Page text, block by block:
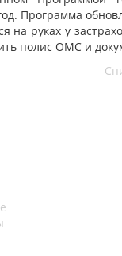
Программа
на руках у
полис ОМС и